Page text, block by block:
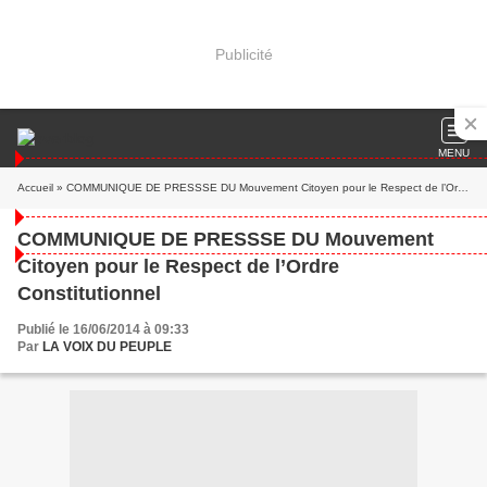
Publicité
MENU
Accueil » COMMUNIQUE DE PRESSSE DU Mouvement Citoyen pour le Respect de l’Ordre Constitutionnel
COMMUNIQUE DE PRESSSE DU Mouvement
Citoyen pour le Respect de l’Ordre
Constitutionnel
Publié le 16/06/2014 à 09:33
Par LA VOIX DU PEUPLE